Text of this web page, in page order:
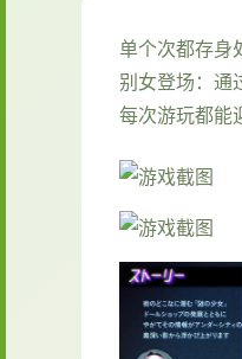
单个次都存身
别女登场：通
每次游玩都能